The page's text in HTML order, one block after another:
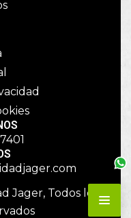
Jager, Todos los